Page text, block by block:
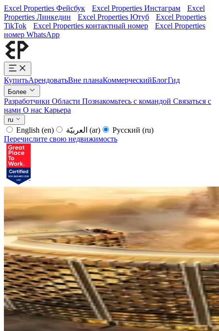
Excel Properties Фейсбук Excel Properties Инстаграм
Excel
Properties Линкедин
Excel Properties Ютуб
Excel Properties
TikTok
Excel Properties контактный номер
Excel Properties
номер WhatsApp
КупитьАрендоватьВне планаКоммерческийБлогГид
Более
Разработчики Области Познакомьтесь с командой Связаться с
нами О нас Карьера
ru
English (en) (ar) Русский (ru)
Перечислите свою недвижимость